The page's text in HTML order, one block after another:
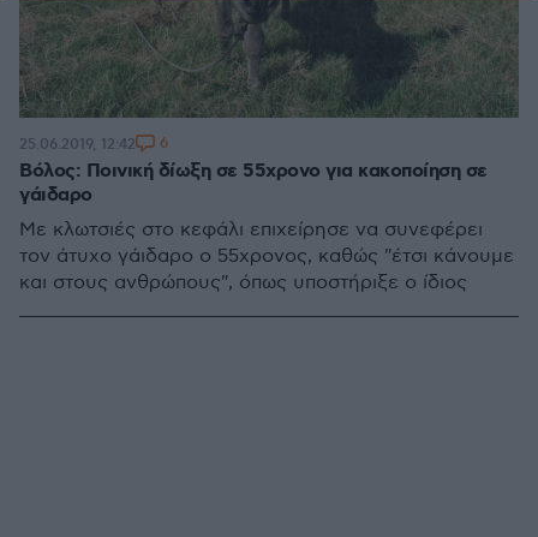
Βόλος: Ποινική δίωξη σε 55χρονο για κακοποίηση σε
γάιδαρο
Με κλωτσιές στο κεφάλι επιχείρησε να συνεφέρει
τον άτυχο γάιδαρο ο 55χρονος, καθώς "έτσι κάνουμε
και στους ανθρώπους", όπως υποστήριξε ο ίδιος
25.06.2019, 12:42 6